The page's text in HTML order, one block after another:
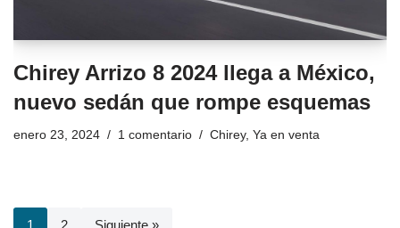
Chirey Arrizo 8 2024 llega a México,
nuevo sedán que rompe esquemas
enero 23, 2024 1 comentario Chirey, Ya en venta
1 2 Siguiente »